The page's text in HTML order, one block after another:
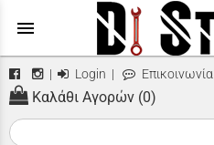
menu
| Login | Επικοινωνία
Καλάθι Αγορών (0)